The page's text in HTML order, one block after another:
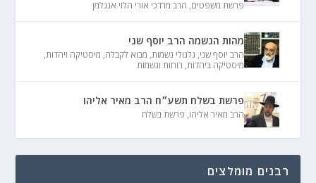
פרשת משפטים, הרב מרדכי אורי הלוי אנגלמן
מהות הנשמה הרב יוסף שני
הרב יוסף שני, גלגולי נשמות, מבוא לקבלה, מיסטיקה ויהדות,
מיסטיקה ביהדות, רוחות ונשמות
פרשת בשלח תשע״ח הרב מאיר אליהו
הרב מאיר אליהו, פרשת בשלח
רבנים מומלצים